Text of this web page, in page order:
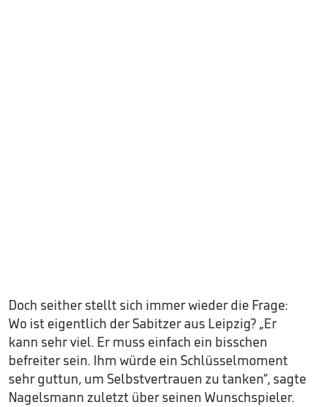
Doch seither stellt sich immer wieder die Frage:
Wo ist eigentlich der Sabitzer aus Leipzig? „Er
kann sehr viel. Er muss einfach ein bisschen
befreiter sein. Ihm würde ein Schlüsselmoment
sehr guttun, um Selbstvertrauen zu tanken“, sagte
Nagelsmann zuletzt über seinen Wunschspieler.